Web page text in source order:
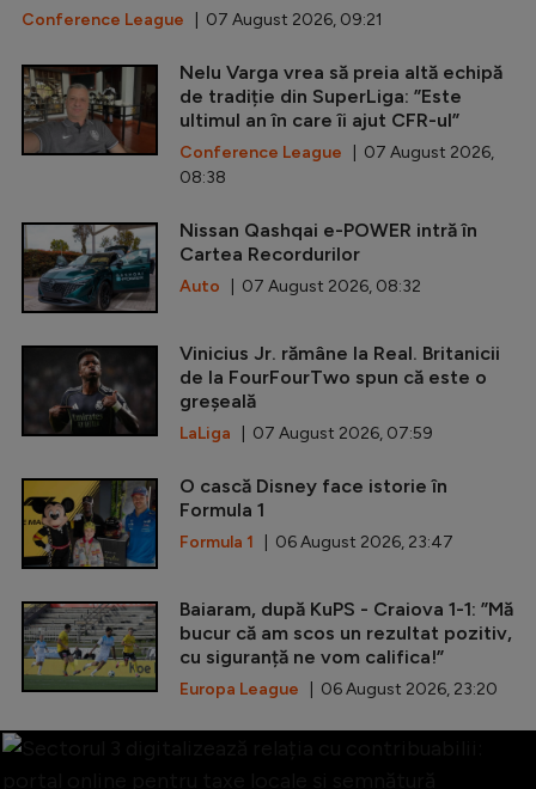
Conference League | 07 August 2026, 09:21
Nelu Varga vrea să preia altă echipă
de tradiție din SuperLiga: ”Este
ultimul an în care îi ajut CFR-ul”
Conference League | 07 August 2026,
08:38
Nissan Qashqai e-POWER intră în
Cartea Recordurilor
Auto | 07 August 2026, 08:32
Vinicius Jr. rămâne la Real. Britanicii
de la FourFourTwo spun că este o
greșeală
LaLiga | 07 August 2026, 07:59
O cască Disney face istorie în
Formula 1
Formula 1 | 06 August 2026, 23:47
Baiaram, după KuPS - Craiova 1-1: ”Mă
bucur că am scos un rezultat pozitiv,
cu siguranță ne vom califica!”
Europa League | 06 August 2026, 23:20